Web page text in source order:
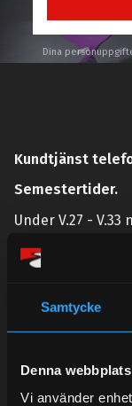
Samtycke
Denna
Vi använder
Dina
Kundtjänst
Semestertider.
Under V.27 -
under
det helt stängt.
E-post: